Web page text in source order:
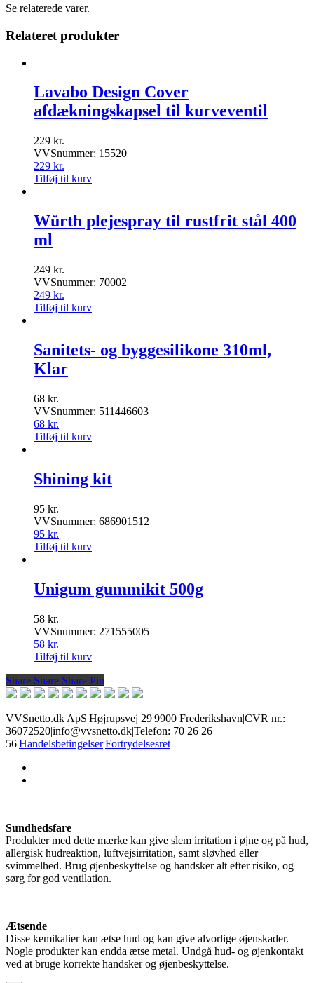
Se relaterede varer.
Relateret produkter
Lavabo Design Cover
afdækningskapsel til kurveventil
229 kr.
VVSnummer: 15520
229 kr.
Tilføj til kurv
Würth plejespray til rustfrit stål 400
ml
249 kr.
VVSnummer: 70002
249 kr.
Tilføj til kurv
Sanitets- og byggesilikone 310ml,
Klar
68 kr.
VVSnummer: 511446603
68 kr.
Tilføj til kurv
Shining kit
95 kr.
VVSnummer: 686901512
95 kr.
Tilføj til kurv
Unigum gummikit 500g
58 kr.
VVSnummer: 271555005
58 kr.
Tilføj til kurv
Share
Share Share Share Pin
VVSnetto.dk ApS|Højrupsvej 29|9900 Frederikshavn|CVR nr.:
36072520|info@vvsnetto.dk|Telefon: 70 26 26
56|Handelsbetingelser|Fortrydelsesret
Sundhedsfare
Produkter med dette mærke kan give slem irritation i øjne og på hud,
allergisk hudreaktion, luftvejsirritation, samt sløvhed eller
svimmelhed. Brug øjenbeskyttelse og handsker alt efter risiko, og
sørg for god ventilation.
Ætsende
Disse kemikalier kan ætse hud og kan give alvorlige øjenskader.
Nogle produkter kan endda ætse metal. Undgå hud- og øjenkontakt
ved at bruge korrekte handsker og øjenbeskyttelse.